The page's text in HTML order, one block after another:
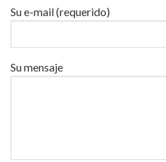
Su e-mail (requerido)
Su mensaje